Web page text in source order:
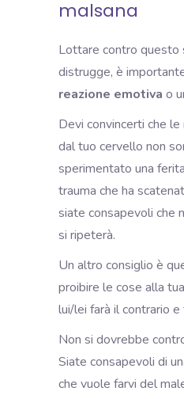
malsana
Lottare contro questo
distrugge, è
reazione emotiva o
Devi convincerti che
dal tuo cervello non
sperimentato una
trauma che ha
siate consapevoli che
si ripeterà.
Un altro consiglio è
proibire le cose alla
lui/lei farà il contrario
Non si dovrebbe
Siate consapevoli di
che vuole farvi del